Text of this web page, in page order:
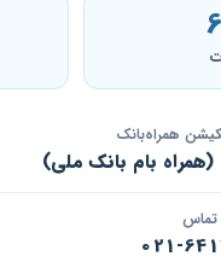
همراه‌بانک
(همراه بام بانک ملی)
021-